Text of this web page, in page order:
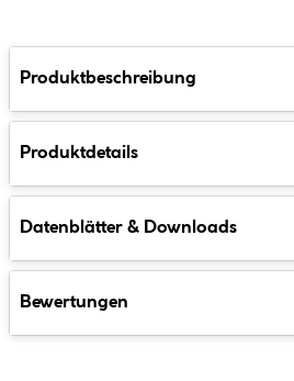
Produktbeschreibung
Produktdetails
Datenblätter & Downloads
Bewertungen